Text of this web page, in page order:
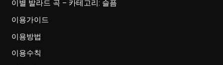
이별 발라드 곡 – 카테고리: 슬픔
이용가이드
이용방법
이용수칙